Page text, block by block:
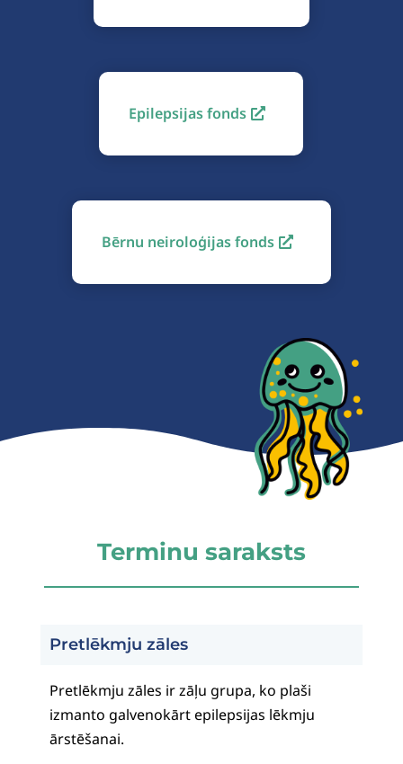
Epilepsijas fonds
Bērnu neiroloģijas fonds
Terminu saraksts
Pretlēkmju zāles
Pretlēkmju zāles ir zāļu grupa, ko plaši
izmanto galvenokārt epilepsijas lēkmju
ārstēšanai.